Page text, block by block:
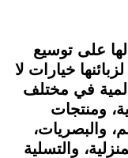
على توسيع
خيارات لا
في مختلف
ومنتجات
والبصريات،
والتسلية